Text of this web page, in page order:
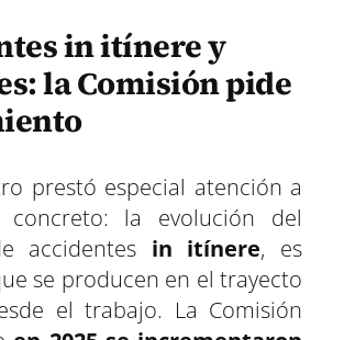
in itínere y
la Comisión pide
prestó especial atención a
la evolución del
accidentes in itínere, es
se producen en el trayecto
el trabajo. La Comisión